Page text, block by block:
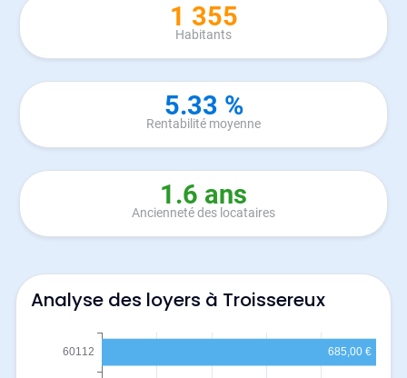
1 355
Habitants
5.33 %
Rentabilité moyenne
1.6 ans
Ancienneté des locataires
Analyse des loyers à Troissereux